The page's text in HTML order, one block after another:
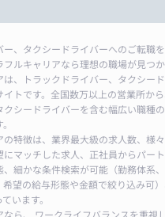
ー、タクシードライバーへのご転職
フルキャリアなら理想の職場が見つか
は、トラックドライバー、タクシー
イトです。全国数万以上の営業所か
クシードライバーを含む幅広い職種
の特徴は、業界最大級の求人数、様々
にマッチした求人、正社員からパー
、細かな条件検索が可能（勤務体系
希望の給与形態や金額で絞り込み可
います。